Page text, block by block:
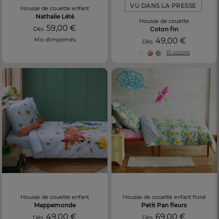
Housse de couette enfant
Nathalie Lété
Dès59,00 €
Mix d'imprimés
VU DANS LA PRESSE
Housse de couette
Coton fin
Dès 49,00 €
15 coloris
Housse de couette enfant
Mappemonde
Dès49,00 €
Housse de couette enfant floral
Petit Pan fleurs
Dès 69,00 €